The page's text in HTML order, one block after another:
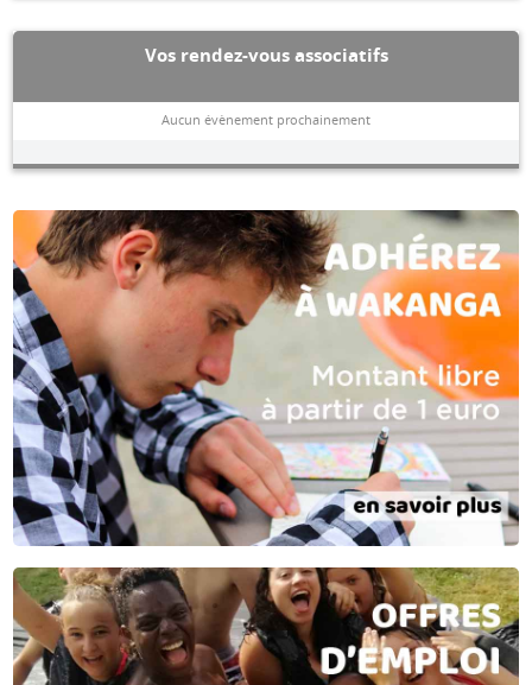
Vos rendez-vous associatifs
Aucun évènement prochainement